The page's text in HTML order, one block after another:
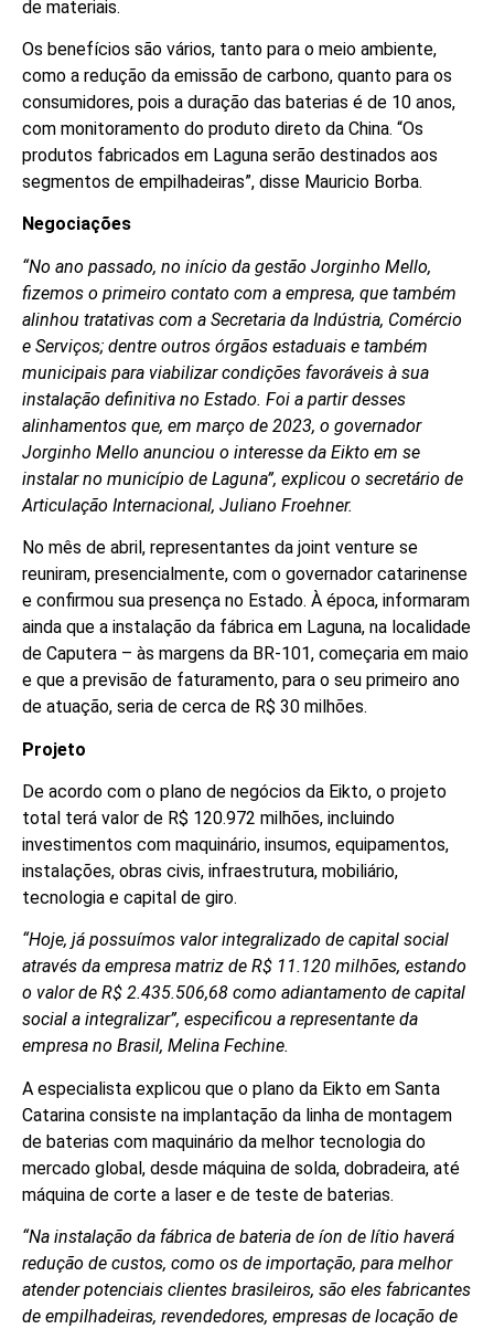
de materiais.
Os benefícios são vários, tanto para o meio ambiente,
como a redução da emissão de carbono, quanto para os
consumidores, pois a duração das baterias é de 10 anos,
com monitoramento do produto direto da China. “Os
produtos fabricados em Laguna serão destinados aos
segmentos de empilhadeiras”, disse Mauricio Borba.
Negociações
“No ano passado, no início da gestão Jorginho Mello,
fizemos o primeiro contato com a empresa, que também
alinhou tratativas com a Secretaria da Indústria, Comércio
e Serviços; dentre outros órgãos estaduais e também
municipais para viabilizar condições favoráveis à sua
instalação definitiva no Estado. Foi a partir desses
alinhamentos que, em março de 2023, o governador
Jorginho Mello anunciou o interesse da Eikto em se
instalar no município de Laguna”, explicou o secretário de
Articulação Internacional, Juliano Froehner.
No mês de abril, representantes da joint venture se
reuniram, presencialmente, com o governador catarinense
e confirmou sua presença no Estado. À época, informaram
ainda que a instalação da fábrica em Laguna, na localidade
de Caputera – às margens da BR-101, começaria em maio
e que a previsão de faturamento, para o seu primeiro ano
de atuação, seria de cerca de R$ 30 milhões.
Projeto
De acordo com o plano de negócios da Eikto, o projeto
total terá valor de R$ 120.972 milhões, incluindo
investimentos com maquinário, insumos, equipamentos,
instalações, obras civis, infraestrutura, mobiliário,
tecnologia e capital de giro.
“Hoje, já possuímos valor integralizado de capital social
através da empresa matriz de R$ 11.120 milhões, estando
o valor de R$ 2.435.506,68 como adiantamento de capital
social a integralizar”, especificou a representante da
empresa no Brasil, Melina Fechine.
A especialista explicou que o plano da Eikto em Santa
Catarina consiste na implantação da linha de montagem
de baterias com maquinário da melhor tecnologia do
mercado global, desde máquina de solda, dobradeira, até
máquina de corte a laser e de teste de baterias.
“Na instalação da fábrica de bateria de íon de lítio haverá
redução de custos, como os de importação, para melhor
atender potenciais clientes brasileiros, são eles fabricantes
de empilhadeiras, revendedores, empresas de locação de